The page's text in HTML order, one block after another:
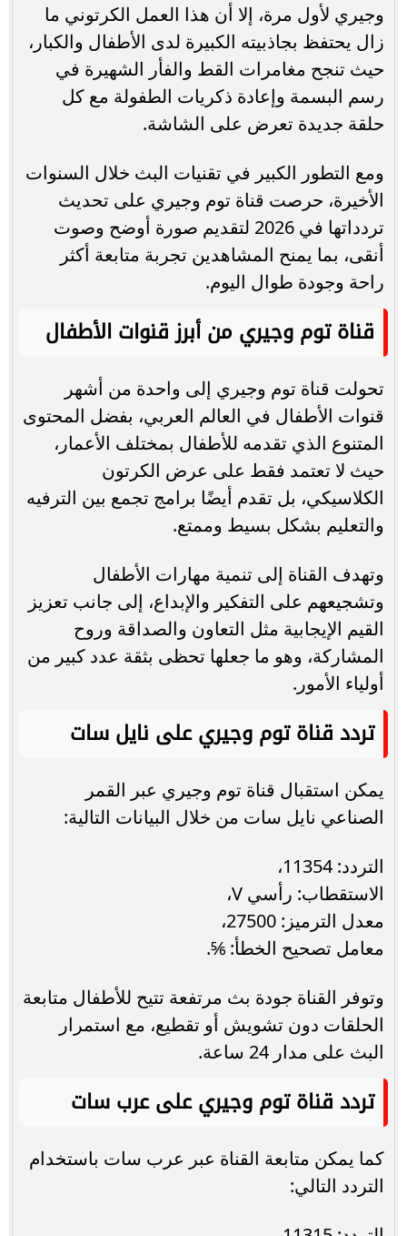
وجيري لأول مرة، إلا أن هذا العمل الكرتوني ما
زال يحتفظ بجاذبيته الكبيرة لدى الأطفال والكبار،
حيث تنجح مغامرات القط والفأر الشهيرة في
رسم البسمة وإعادة ذكريات الطفولة مع كل
حلقة جديدة تعرض على الشاشة.
ومع التطور الكبير في تقنيات البث خلال السنوات
الأخيرة، حرصت قناة توم وجيري على تحديث
تردداتها في 2026 لتقديم صورة أوضح وصوت
أنقى، بما يمنح المشاهدين تجربة متابعة أكثر
راحة وجودة طوال اليوم.
قناة توم وجيري من أبرز قنوات الأطفال
تحولت قناة توم وجيري إلى واحدة من أشهر
قنوات الأطفال في العالم العربي، بفضل المحتوى
المتنوع الذي تقدمه للأطفال بمختلف الأعمار،
حيث لا تعتمد فقط على عرض الكرتون
الكلاسيكي، بل تقدم أيضًا برامج تجمع بين الترفيه
والتعليم بشكل بسيط وممتع.
وتهدف القناة إلى تنمية مهارات الأطفال
وتشجيعهم على التفكير والإبداع، إلى جانب تعزيز
القيم الإيجابية مثل التعاون والصداقة وروح
المشاركة، وهو ما جعلها تحظى بثقة عدد كبير من
أولياء الأمور.
تردد قناة توم وجيري على نايل سات
يمكن استقبال قناة توم وجيري عبر القمر
الصناعي نايل سات من خلال البيانات التالية:
التردد: 11354،
الاستقطاب: رأسي V،
معدل الترميز: 27500،
معامل تصحيح الخطأ: ⅚.
وتوفر القناة جودة بث مرتفعة تتيح للأطفال متابعة
الحلقات دون تشويش أو تقطيع، مع استمرار
البث على مدار 24 ساعة.
تردد قناة توم وجيري على عرب سات
كما يمكن متابعة القناة عبر عرب سات باستخدام
التردد التالي: